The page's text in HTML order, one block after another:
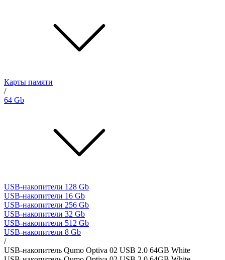
Карты памяти
/
64 Gb
USB-накопители 128 Gb
USB-накопители 16 Gb
USB-накопители 256 Gb
USB-накопители 32 Gb
USB-накопители 512 Gb
USB-накопители 8 Gb
/
USB-накопитель Qumo Optiva 02 USB 2.0 64GB White